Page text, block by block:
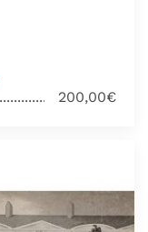
200,00€